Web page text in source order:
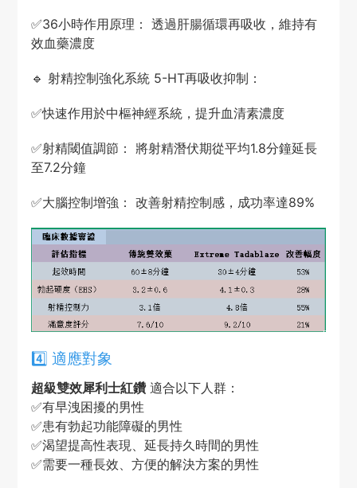
✅36小時作用原理： 透過肝腸循環再吸收，維持有
效血藥濃度
🔹 射精控制強化系統 5-HT再吸收抑制：
✅快速作用於中樞神經系統，提升血清素濃度
✅射精閾值調節： 將射精潛伏期從平均1.8分鐘延長
至7.2分鐘
✅大腦控制增強： 改善射精控制感，成功率達89%
4️⃣ 適應對象
超級雙效犀利士紅鑽適合以下人群：
✅有早洩困擾的男性
✅患有勃起功能障礙的男性
✅渴望提高性表現、延長持久時間的男性
✅需要一種長效、方便的解決方案的男性